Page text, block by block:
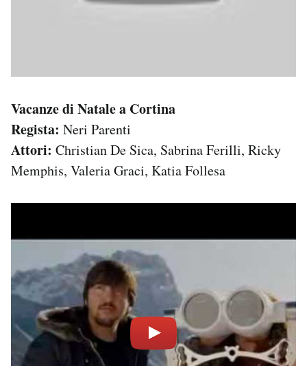
Vacanze di Natale a Cortina
Regista: Neri Parenti
Attori: Christian De Sica, Sabrina Ferilli, Ricky
Memphis, Valeria Graci, Katia Follesa